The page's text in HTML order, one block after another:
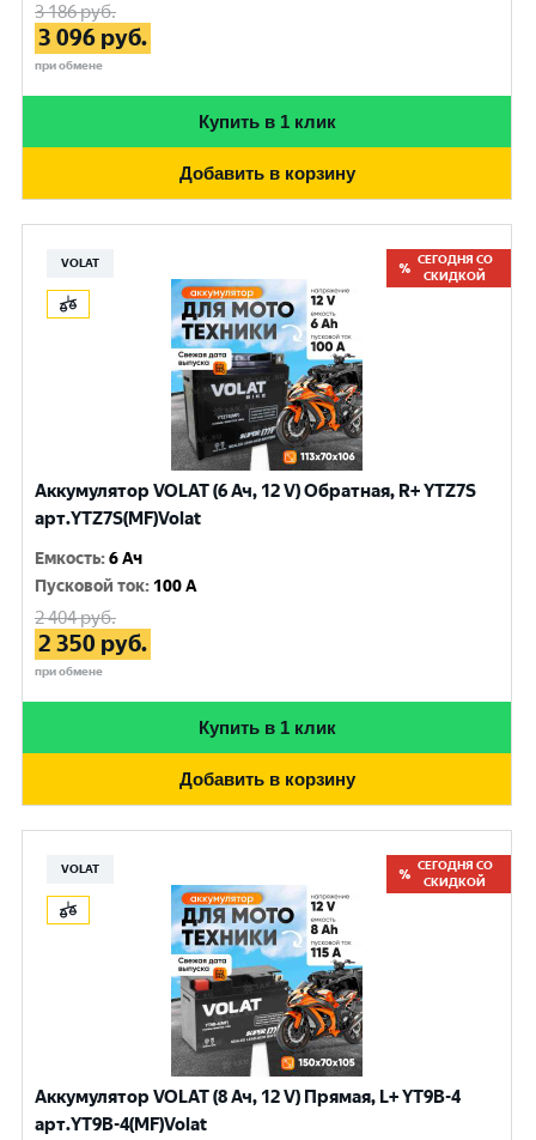
3 186руб.
3 096 руб.
при обмене
Купить в 1 клик
Добавить в корзину
VOLAT
СЕГОДНЯ СО
СКИДКОЙ
Аккумулятор VOLAT (6 Ач, 12 V) Обратная, R+ YTZ7S
арт.YTZ7S(MF)Volat
Емкость:6 Ач
Пусковой ток: 100 A
2 404руб.
2 350 руб.
при обмене
Купить в 1 клик
Добавить в корзину
VOLAT
СЕГОДНЯ СО
СКИДКОЙ
Аккумулятор VOLAT (8 Ач, 12 V) Прямая, L+ YT9B-4
арт.YT9B-4(MF)Volat